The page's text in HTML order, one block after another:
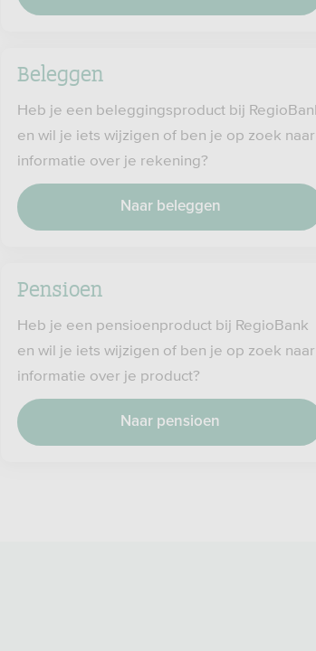
Beleggen
Heb je een beleggingsproduct bij
en wil je iets wijzigen of ben je op zoek naar
informatie over je rekening?
Naar beleggen
Pensioen
Heb je een pensioenproduct bij RegioBank
en wil je iets wijzigen of ben je op zoek naar
informatie over je product?
Naar pensioen